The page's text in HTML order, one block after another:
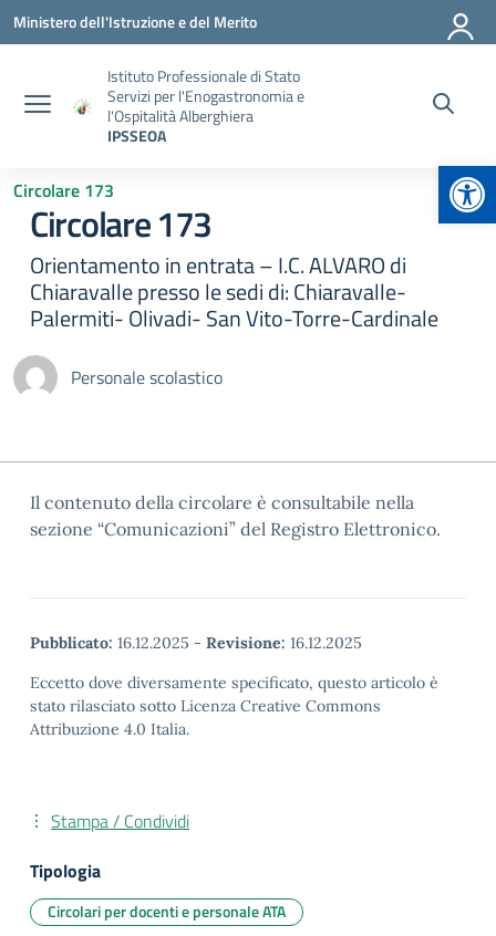
Vai ai contenuti
Vai al menu di navigazione
Vai al footer
Ministero dell'Istruzione e del Merito
Istituto Professionale di Stato
Servizi per l'Enogastronomia e
l'Ospitalità Alberghiera
IPSSEOA
Circolare 173
Circolare 173
Orientamento in entrata – I.C. ALVARO di
Chiaravalle presso le sedi di: Chiaravalle-
Palermiti- Olivadi- San Vito-Torre-Cardinale
Personale scolastico
Il contenuto della circolare è consultabile nella
sezione “Comunicazioni” del Registro Elettronico.
Pubblicato: 16.12.2025 - Revisione: 16.12.2025
Eccetto dove diversamente specificato, questo articolo è
stato rilasciato sotto Licenza Creative Commons
Attribuzione 4.0 Italia.
Stampa / Condividi
Tipologia
Circolari per docenti e personale ATA